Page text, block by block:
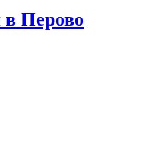
Перово